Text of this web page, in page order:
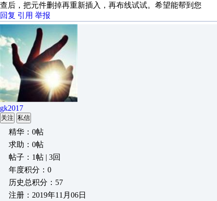
查后，把元件删掉再重新插入，再布线试试。希望能帮到您
回复 引用 举报
gk2017
关注 私信
精华：0帖
求助：0帖
帖子：1帖 | 3回
年度积分：0
历史总积分：57
注册：2019年11月06日